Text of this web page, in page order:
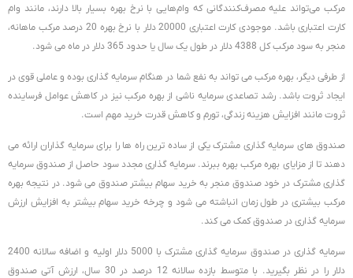
مرکب می‌تواند علیه مصرف‌کنندگانی که وام‌هایی با نرخ بهره بسیار بالا دارند، مانند وام
کارت اعتباری باشد. موجودی کارت اعتباری 20000 دلار با نرخ بهره 20 درصد مرکب ماهانه،
منجر به سود مرکب کل 4388 دلار در طول یک سال یا حدود 365 دلار در ماه می شود.
از طرفی دیگر، بهره مرکب می تواند به نفع شما در هنگام سرمایه گذاری بوده و عاملی قوی در
ایجاد ثروت باشد. رشد تصاعدی سرمایه ناشی از بهره مرکب نیز در کاهش عوامل فرساینده
ثروت مانند افزایش هزینه زندگی، تورم و کاهش قدرت خرید مهم است.
صندوق های سرمایه گذاری مشترک یکی از ساده ترین راه ها را برای سرمایه گذاران ارائه می
دهند تا از مزایای بهره مرکب بهره ببرند. سرمایه گذاری مجدد سود حاصل از صندوق سرمایه
گذاری مشترک در خود صندوق منجر به خرید سهام بیشتر صندوق می شود. در نتیجه بهره
مرکب بیشتری در طول زمان انباشته می شود و چرخه خرید سهام بیشتر به افزایش ارزش
سرمایه گذاری در صندوق کمک می کند.
سرمایه گذاری در صندوق سرمایه گذاری مشترک با 5000 دلار اولیه و اضافه سالانه 2400
دلار را در نظر بگیرید. با متوسط ​​بازده سالانه 12 درصد در 30 سال، ارزش آتی صندوق